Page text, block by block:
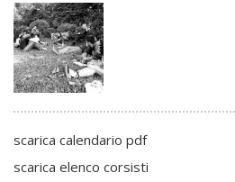
scarica calendario pdf
scarica elenco corsisti